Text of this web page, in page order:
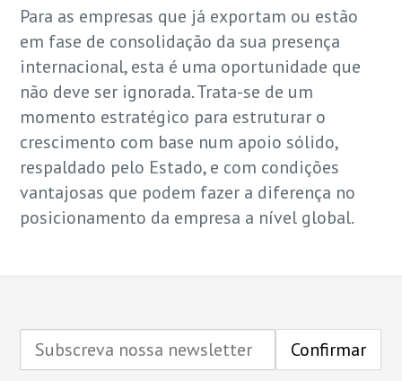
Para as empresas que já exportam ou estão
em fase de consolidação da sua presença
internacional, esta é uma oportunidade que
não deve ser ignorada. Trata-se de um
momento estratégico para estruturar o
crescimento com base num apoio sólido,
respaldado pelo Estado, e com condições
vantajosas que podem fazer a diferença no
posicionamento da empresa a nível global.